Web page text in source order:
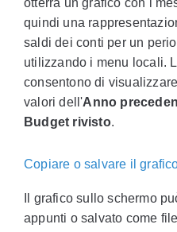
otterrà un grafico con i
quindi una
saldi dei conti per un
utilizzando i menu locali.
consentono di
valori dell'Anno
Budget rivisto.
Copiare o salvare il
Il grafico sullo schermo
appunti o salvato come